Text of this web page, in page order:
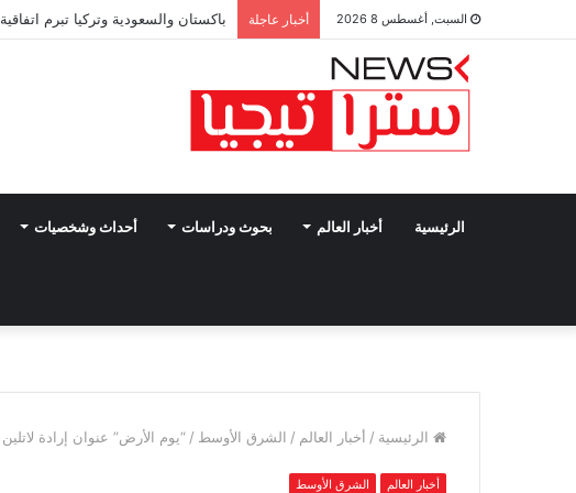
السبت, أغسطس 8 2026 أخبار عاجلة باكستان والسعودية وتركيا تبرم
الرئيسية أخبار العالم بحوث ودراسات أحداث وشخصيات
الرئيسية / أخبار العالم / الشرق الأوسط / “يوم الأرض” عنوان إرادة
أخبار العالم الشرق الأوسط